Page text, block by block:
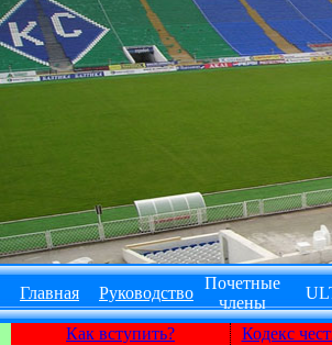
Главная Руководство
Почетные
члены
Как вступить?
Кодекс